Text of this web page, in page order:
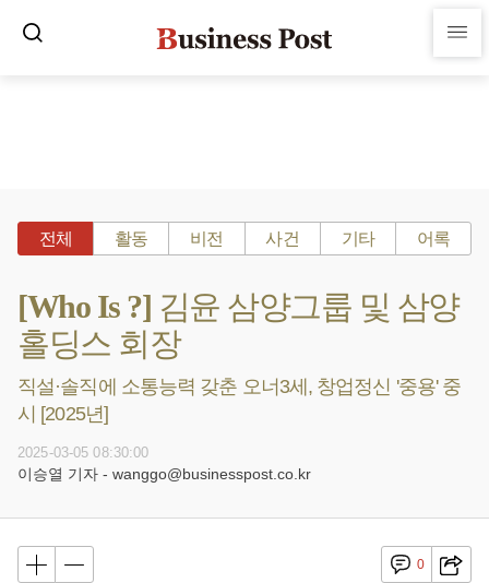
전체 활동 비전 사건 기타 어록
[Who Is ?] 김윤 삼양그룹 및 삼양
홀딩스 회장
직설·솔직에 소통능력 갖춘 오너3세, 창업정신 '중용' 중
시 [2025년]
2025-03-05 08:30:00
이승열 기자 - wanggo@businesspost.co.kr
0